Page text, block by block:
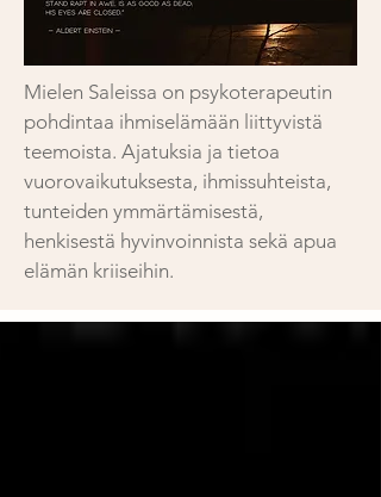
Mielen Saleissa on psykoterapeutin
pohdintaa ihmiselämään liittyvistä
teemoista. Ajatuksia ja tietoa
vuorovaikutuksesta, ihmissuhteista,
tunteiden ymmärtämisestä,
henkisestä hyvinvoinnista sekä apua
elämän kriiseihin.